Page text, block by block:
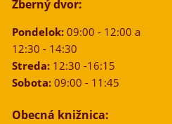
Zberný dvor:
Pondelok:09:00 - 12:00 a
12:30 - 14:30
Streda:12:30 -16:15
Sobota:09:00 - 11:45
Obecná knižnica: